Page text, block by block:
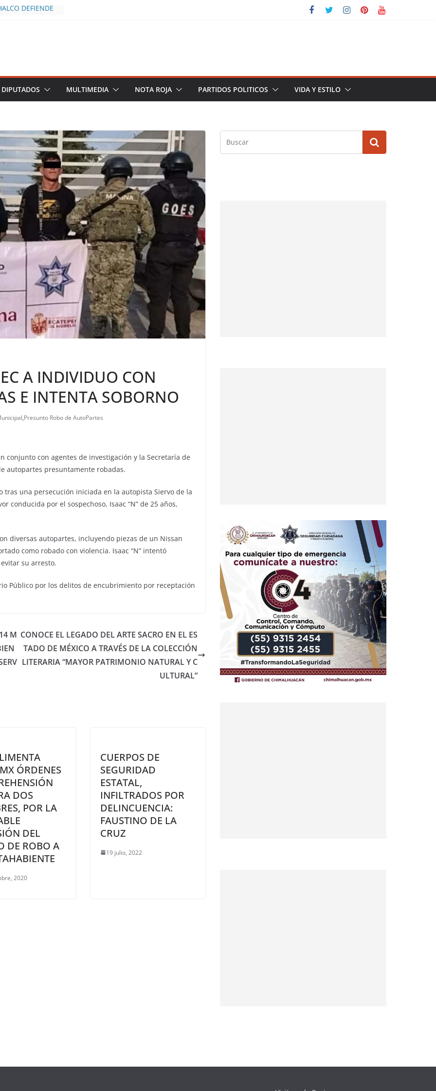
DEFIENDE
DE
PLAN
YA LA
A LAS
TERMINA
DIPUTADOS MULTIMEDIA NOTA ROJA PARTIDOS POLITICOS VIDA Y ESTILO
A INDIVIDUO CON
E INTENTA SOBORNO
,Presunto Robo de AutoPartes
conjunto con agentes de investigación y la Secretaría de
autopartes presuntamente robadas.
una persecución iniciada en la autopista Siervo de la
conducida por el sospechoso, Isaac “N” de 25 años,
diversas autopartes, incluyendo piezas de un Nissan
como robado con violencia. Isaac “N” intentó
su arresto.
Público por los delitos de encubrimiento por receptación
M CONOCE EL LEGADO DEL ARTE SACRO EN EL ES
TADO DE MÉXICO A TRAVÉS DE LA COLECCIÓN
LITERARIA “MAYOR PATRIMONIO NATURAL Y C
ULTURAL”
ÓRDENES
DOS
POR LA
DEL
DE ROBO A
2020
CUERPOS DE
SEGURIDAD
ESTATAL,
INFILTRADOS POR
DELINCUENCIA:
FAUSTINO DE LA
CRUZ
19 julio, 2022